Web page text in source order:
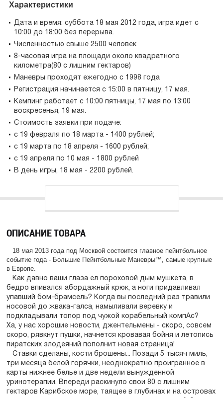
Характеристики
Дата и время: суббота 18 мая 2012 года, игра идет с
10:00 до 18:00 без перерыва.
Численностью свыше 2500 человек
8-часовая игра на площади около квадратного
километра(80 с лишним гектаров)
Маневры проходят ежегодно с 1998 года
Регистрация начинается с 15:00 в пятницу, 17 мая.
Кемпинг работает с 10:00 пятницы, 17 мая по 13:00
воскресенья, 19 мая.
Стоимость заявки при подаче:
с 19 февраля по 18 марта - 1400 рублей;
с 19 марта по 18 апреля - 1600 рублей;
с 19 апреля по 10 мая - 1800 рублей
В день игры, 18 мая - 2200 рублей.
ОПИСАНИЕ ТОВАРА
18 мая 2013 года под Москвой состоится главное пейнтбольное
событие года - Большие Пейнтбольные Маневры™, самые крупные
в Европе.
Как давно ваши глаза ел пороховой дым мушкета, в
бедро впивался абордажный крюк, а ноги придавливал
упавший бом-брамсель? Когда вы последний раз травили
носовой до жвака-галса, намыливали веревку и
подкладывали топор под чужой корабельный компАс?
Ха, у нас хорошие новости, джентельмены - скоро, совсем
скоро, рявкнут пушки, начнется кровавая бойня и летопись
пиратских злодеяний пополнит новая страница!
Ставки сделаны, кости брошены... Позади 5 тысяч миль,
три месяца белой горячки, неоднократно проигранное в
карты нижнее белье и две недели вынужденной
уринотерапии. Впереди раскинуло свои 80 с лишним
гектаров Карибское море, таящее в глубинах и на островах